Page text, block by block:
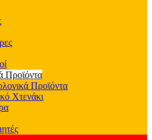
Προϊόντα
Χτενάκι